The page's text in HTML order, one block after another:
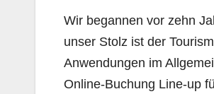
Wir begannen vor zehn
unser Stolz ist der
Anwendungen im
Online-Buchung Line-up